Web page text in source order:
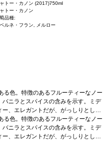
トー・カノン (2017)750ml
トー・カノン
品種:
ルネ・フラン, メルロー
る色。特徴のあるフルーティーなノー
ニラとスパイスの含みを示す。ミデ
、エレガントだが、がっしりとした
。しっかりとした後味で優れた熟成
77% メルロー、23% カベルネ・フラン
る色。特徴のあるフルーティーなノー
ニラとスパイスの含みを示す。ミデ
、エレガントだが、がっしりとした